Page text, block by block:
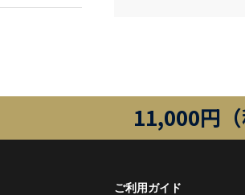
11,000円
ご利用ガイド